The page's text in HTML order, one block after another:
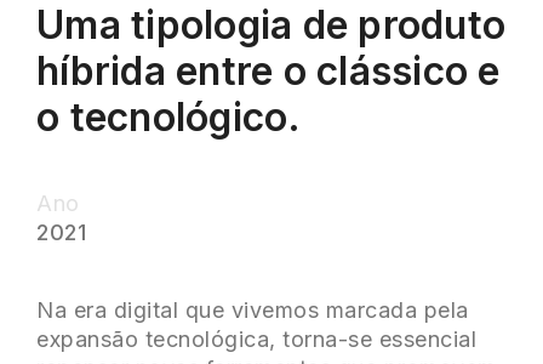
Uma tipologia de produto
híbrida entre o clássico e
o tecnológico.
Ano
2021
Na era digital que vivemos marcada pela
expansão tecnológica, torna-se essencial